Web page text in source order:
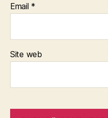
Email *
Site web